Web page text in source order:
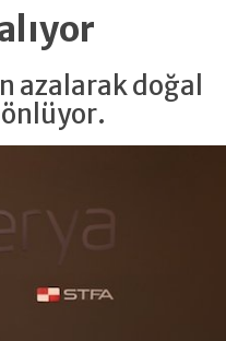
azalarak doğal